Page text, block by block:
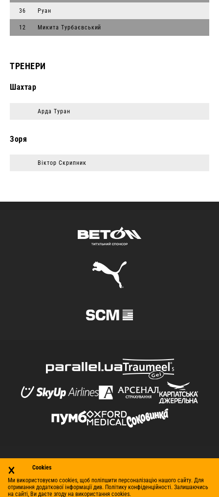
36 Руан
12 Микита Турбаєвський
ТРЕНЕРИ
Шахтар
Арда Туран
Зоря
Вiктор Скрипник
© Футбольний клуб «Шахтар» (Донецьк), 1998–2026. Усі
Контакти Умови використання
Політика
конфіденційності
Робота в клубі
×
Cookies
Ми використовуємо cookies, щоб поліпшити персоналізацію нашого сайту. Для
отримання додаткової інформації див. Політику конфіденційності. Залишаючись
на сайті, Ви даєте згоду на використання cookies.